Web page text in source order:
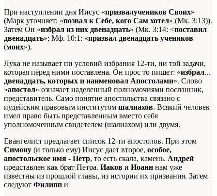
При наступлении дня Иисус «призвалучеников Своих»
(Марк уточняет: «позвал к Себе, кого Сам хотел» (Мк. 3:13)).
Затем Он «избрал из них двенадцать» (Мк. 3:14: <поставил
двенадцать»; Мф. 10:1: «призвал двенадцать учеников
(моих»).
Лука не называет пи условий избрания 12-ти, ни той задачи,
которая перед ними поставлена. Он прос то пишет: «избрал...
двенадцать, которых и наименовал Апостолами». Слово
«апостол» означает наделенный полномочиями посланник,
представитель. Само понятие апостольства связано с
иудейским правовым институтом шалиахов. Всякий человек
имел право быть представленным вместо себя
уполномоченным свидетелем (шалиахом) или двумя.
Евангелист предлагает список 12-ти апостолов. При этом
Симону (и только ему) Иисус дает второе, особое,
апостольское имя - Петр, то есть скала, камень. Андрей
представлен как брат Петра. Иаков и Иоанн нам уже
известны из прошлой главы, из истории их призвания. Затем
следуют Филипп и